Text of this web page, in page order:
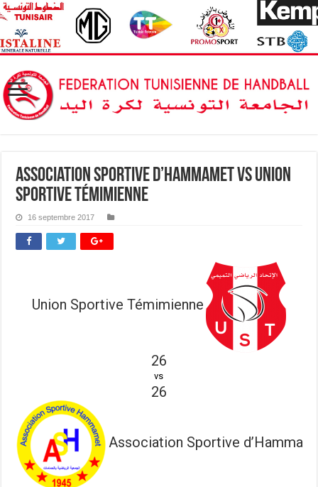
Association Sportive d’Hammamet vs Union
Sportive Témimienne
16 septembre 2017
Union Sportive Témimienne
26
vs
26
Association Sportive